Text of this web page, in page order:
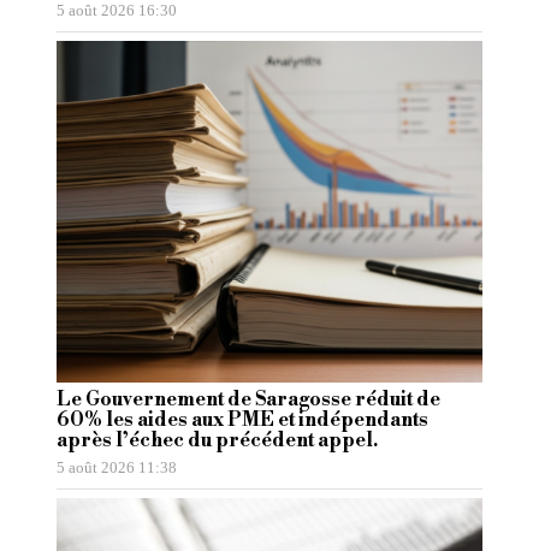
5 août 2026 16:30
Le Gouvernement de Saragosse réduit de
60% les aides aux PME et indépendants
après l’échec du précédent appel.
5 août 2026 11:38